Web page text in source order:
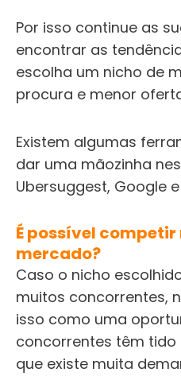
Por isso continue as
encontrar as
escolha um nicho de
procura e menor
Existem algumas
dar uma mãozinha
Ubersuggest, Google
É possível competir
mercado?
Caso o nicho
muitos concorrentes,
isso como uma
concorrentes têm tido
que existe muita